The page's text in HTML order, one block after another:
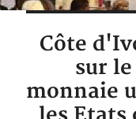
Côte
sur
monnaie